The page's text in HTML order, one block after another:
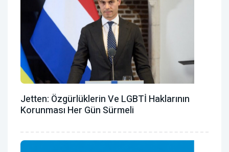
Jetten: Özgürlüklerin Ve LGBTİ Haklarının
Korunması Her Gün Sürmeli